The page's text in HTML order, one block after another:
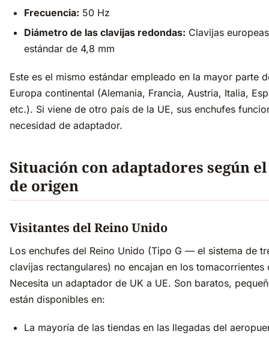
Frecuencia: 50 Hz
Diámetro de las clavijas redondas: Clavijas europeas
estándar de 4,8 mm
Este es el mismo estándar empleado en la mayor parte
Europa continental (Alemania, Francia, Austria, Italia,
etc.). Si viene de otro país de la UE, sus enchufes
necesidad de adaptador.
Situación con adaptadores según
de origen
Visitantes del Reino Unido
Los enchufes del Reino Unido (Tipo G — el sistema de
clavijas rectangulares) no encajan en los tomacorrientes
Necesita un adaptador de UK a UE. Son baratos,
están disponibles en:
La mayoría de las tiendas en las llegadas del